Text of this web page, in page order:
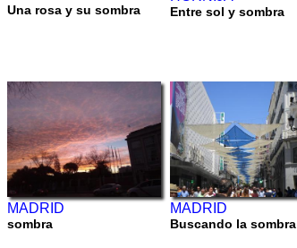
Una rosa y su sombra Entre sol y sombra
MADRID
sombra
MADRID
Buscando la sombra